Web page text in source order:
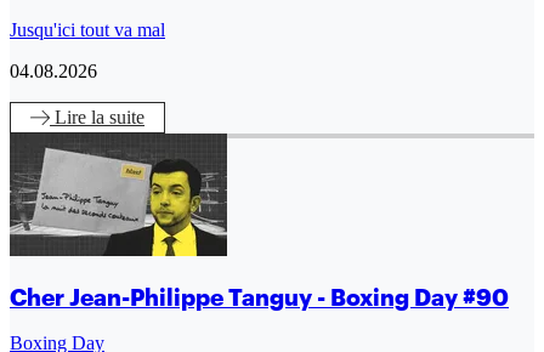
Jusqu'ici tout va mal
04.08.2026
Lire la suite
Cher Jean-Philippe Tanguy - Boxing Day #90
Boxing Day